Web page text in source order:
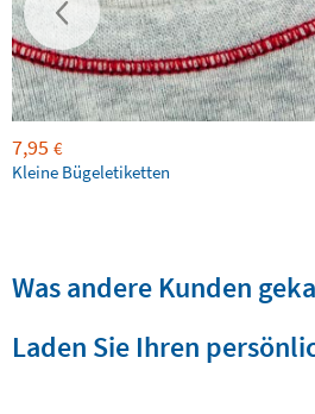
7,95 €
Kleine Bügeletiketten
Was andere Kunden
Laden Sie Ihren